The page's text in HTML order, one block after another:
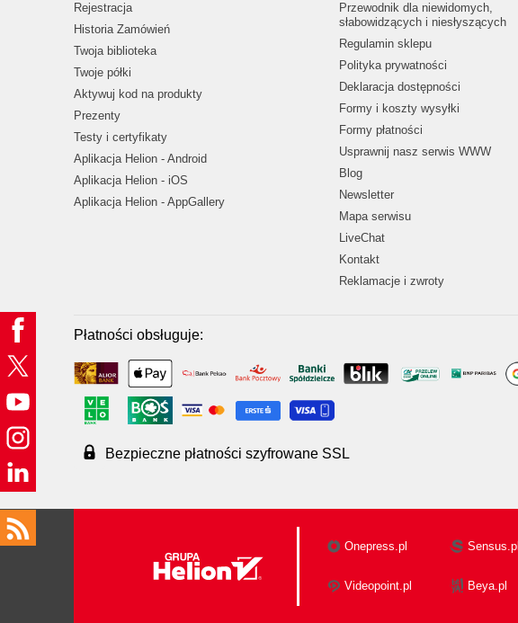
Rejestracja
Historia Zamówień
Twoja biblioteka
Twoje półki
Aktywuj kod na produkty
Prezenty
Testy i certyfikaty
Aplikacja Helion - Android
Aplikacja Helion - iOS
Aplikacja Helion - AppGallery
Przewodnik dla niewidomych,
słabowidzących i niesłyszących
Regulamin sklepu
Polityka prywatności
Deklaracja dostępności
Formy i koszty wysyłki
Formy płatności
Usprawnij nasz serwis WWW
Blog
Newsletter
Mapa serwisu
LiveChat
Kontakt
Reklamacje i zwroty
Płatności obsługuje:
Bezpieczne płatności szyfrowane SSL
Onepress.pl Sensus.pl
Videopoint.pl Beya.pl